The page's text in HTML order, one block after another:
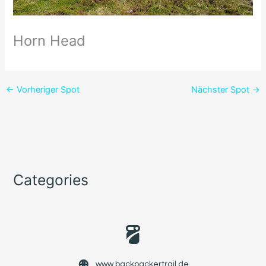
Horn Head
← Vorheriger Spot Nächster Spot →
Categories
www.backpackertrail.de